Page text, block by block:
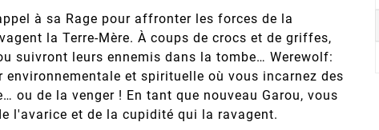
à sa Rage pour affronter les forces de la
la Terre-Mère. À coups de crocs et de griffes,
suivront leurs ennemis dans la tombe… Werewolf:
environnementale et spirituelle où vous incarnez des
ou de la venger ! En tant que nouveau Garou, vous
l'avarice et de la cupidité qui la ravagent.